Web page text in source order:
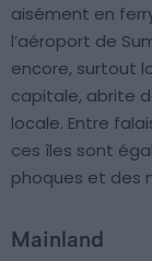
aisément en
l’aéroport de
encore, surtout
capitale, abrite
locale. Entre
ces îles sont
phoques et des
Mainland